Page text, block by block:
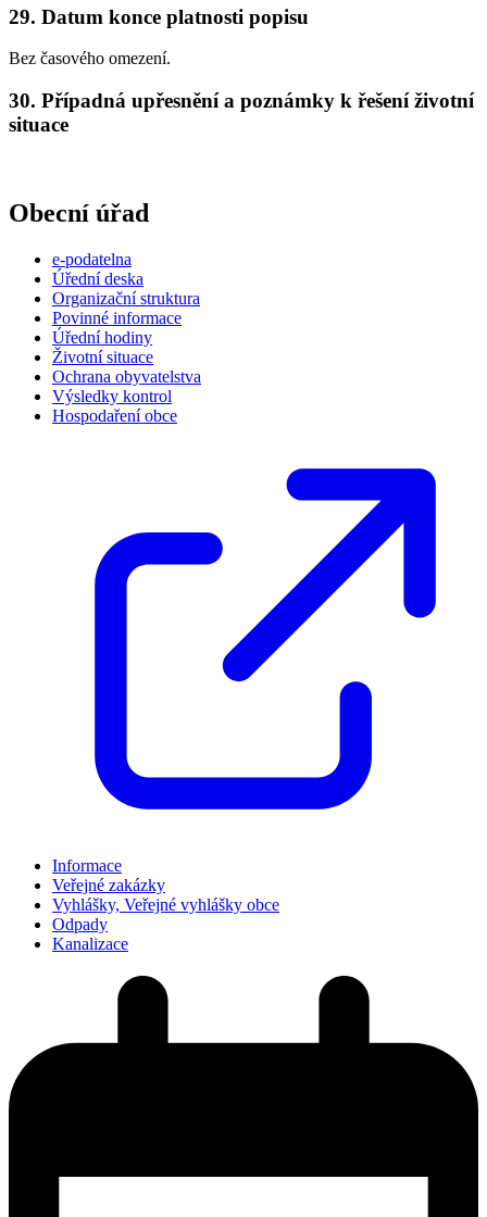
29. Datum konce platnosti popisu
Bez časového omezení.
30. Případná upřesnění a poznámky k řešení životní
situace
Obecní úřad
e-podatelna
Úřední deska
Organizační struktura
Povinné informace
Úřední hodiny
Životní situace
Ochrana obyvatelstva
Výsledky kontrol
Hospodaření obce
Informace
Veřejné zakázky
Vyhlášky, Veřejné vyhlášky obce
Odpady
Kanalizace